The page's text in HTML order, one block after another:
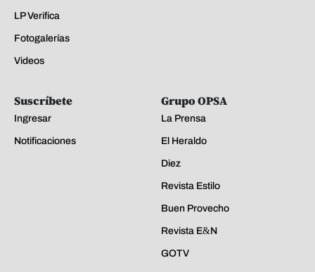
LP Verifica
Fotogalerías
Videos
Suscríbete
Ingresar
Notificaciones
Grupo OPSA
La Prensa
El Heraldo
Diez
Revista Estilo
Buen Provecho
Revista E&N
GOTV